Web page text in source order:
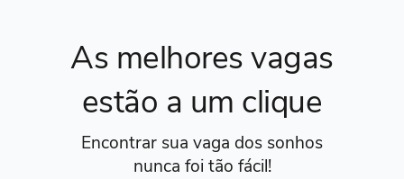
As melhores vagas
estão a um clique
Encontrar sua vaga dos sonhos
nunca foi tão fácil!